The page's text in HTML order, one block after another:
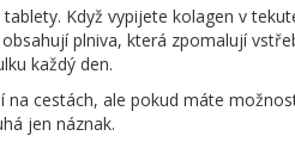
Když vypijete kolagen v
plniva, která zpomalují
každý den.
na cestách, ale pokud máte
jen náznak.